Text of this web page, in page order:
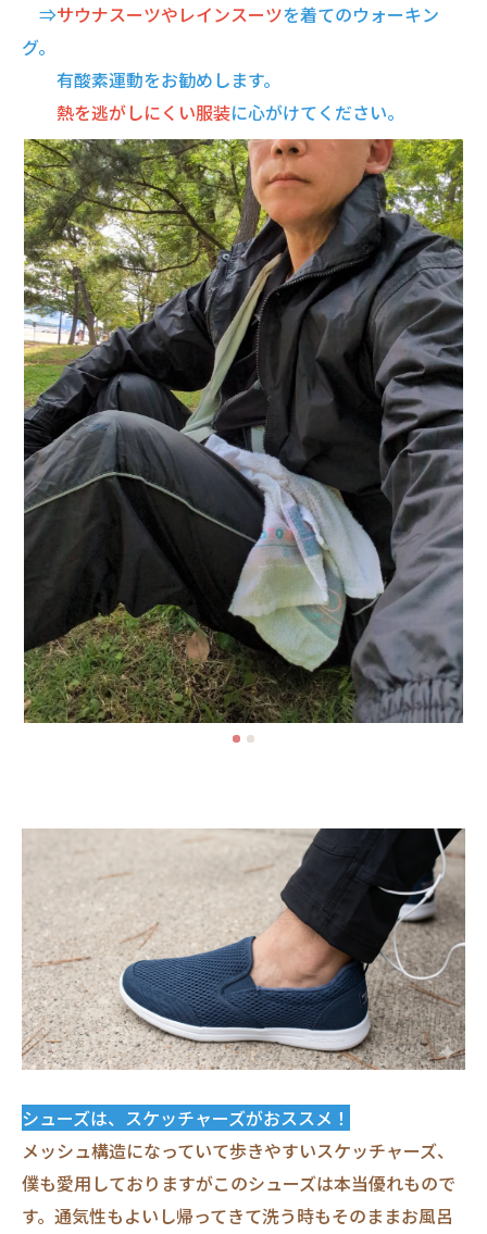
⇒サウナスーツやレインスーツを着てのウォーキン
グ。
有酸素運動をお勧めします。
熱を逃がしにくい服装に心がけてください。
シューズは、スケッチャーズがおススメ！
メッシュ構造になっていて歩きやすいスケッチャーズ、
僕も愛用しておりますがこのシューズは本当優れもので
す。通気性もよいし帰ってきて洗う時もそのままお風呂